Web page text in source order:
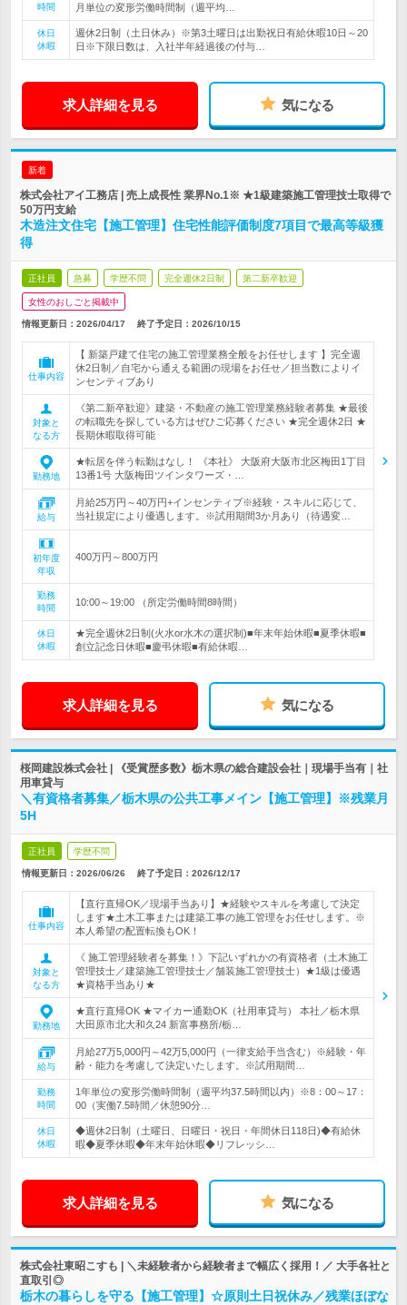
時間 月単位の変形労働時間制（週平均…
休日
休暇
週休2日制（土日休み）※第3土曜日は出勤祝日有給休暇10日～20
日※下限日数は、入社半年経過後の付与…
求人詳細を見る 気になる
新着
株式会社アイ工務店 | 売上成長性 業界No.1※ ★1級建築施工管理技士取得で
50万円支給
木造注文住宅【施工管理】住宅性能評価制度7項目で最高等級獲
得
正社員 急募 学歴不問 完全週休2日制 第二新卒歓迎
女性のおしごと掲載中
情報更新日：2026/04/17 終了予定日： 2026/10/15
仕事内容
【 新築戸建て住宅の施工管理業務全般をお任せします 】完全週
休2日制／自宅から通える範囲の現場をお任せ／担当数によりイ
ンセンティブあり
対象と
なる方
《第二新卒歓迎》建築・不動産の施工管理業務経験者募集 ★最後
の転職先を探している方はぜひご応募ください ★完全週休2日 ★
長期休暇取得可能
勤務地
★転居を伴う転勤はなし！ 《本社》 大阪府大阪市北区梅田1丁目
13番1号 大阪梅田ツインタワーズ・…
給与
月給25万円～40万円+インセンティブ※経験・スキルに応じて、
当社規定により優遇します。※試用期間3か月あり（待遇変…
初年度
年収
400万円～800万円
勤務
時間
10:00～19:00 （所定労働時間8時間）
休日
休暇
★完全週休2日制(火水or水木の選択制)■年末年始休暇■夏季休暇■
創立記念日休暇■慶弔休暇■有給休暇…
求人詳細を見る 気になる
桜岡建設株式会社 | 《受賞歴多数》栃木県の総合建設会社｜現場手当有｜社
用車貸与
＼有資格者募集／栃木県の公共工事メイン【施工管理】※残業月
5H
正社員 学歴不問
情報更新日：2026/06/26 終了予定日： 2026/12/17
仕事内容
【直行直帰OK／現場手当あり】★経験やスキルを考慮して決定
します★土木工事または建築工事の施工管理をお任せします。※
本人希望の配置転換もOK！
対象と
なる方
《 施工管理経験者を募集！》下記いずれかの有資格者（土木施工
管理技士／建築施工管理技士／舗装施工管理技士）★1級は優遇
★資格手当あり★
勤務地
★直行直帰OK ★マイカー通勤OK（社用車貸与） 本社／栃木県
大田原市北大和久24 新富事務所/栃…
給与
月給27万5,000円～42万5,000円（一律支給手当含む）※経験・年
齢・能力を考慮して決定いたします。※試用期間…
勤務
時間
1年単位の変形労働時間制（週平均37.5時間以内）※8：00～17：
00（実働7.5時間／休憩90分…
休日
休暇
◆週休2日制（土曜日、日曜日・祝日・年間休日118日)◆有給休
暇◆夏季休暇◆年末年始休暇◆リフレッシ…
求人詳細を見る 気になる
株式会社東昭こすも | ＼未経験者から経験者まで幅広く採用！／ 大手各社と
直取引◎
栃木の暮らしを守る【施工管理】☆原則土日祝休み／残業ほぼな